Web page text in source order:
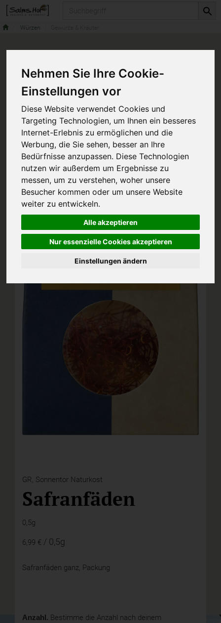
Nehmen Sie Ihre Cookie-
Einstellungen vor
Diese Website verwendet Cookies und
Targeting Technologien, um Ihnen ein besseres
Internet-Erlebnis zu ermöglichen und die
Werbung, die Sie sehen, besser an Ihre
Bedürfnisse anzupassen. Diese Technologien
nutzen wir außerdem um Ergebnisse zu
messen, um zu verstehen, woher unsere
Besucher kommen oder um unsere Website
weiter zu entwickeln.
Alle akzeptieren
Nur essenzielle Cookies akzeptieren
Einstellungen ändern
Würzen
GR, Sonnentor Naturkost
Safranfäden
0,5g
6,99 € / 0,5g
Safranfäden ganz, Packung
Anzahl. Bestimme die Anzahl nach deinem